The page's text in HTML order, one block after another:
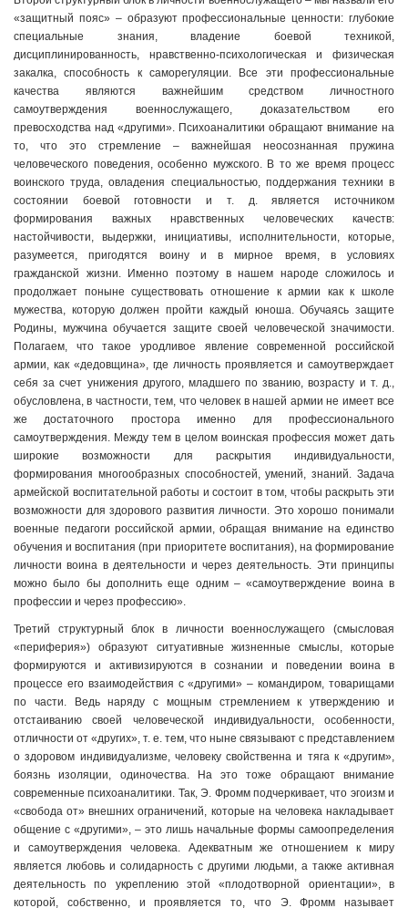
«защитный пояс» – образуют профессиональные ценности: глубокие
специальные знания, владение боевой техникой,
дисциплинированность, нравственно-психологическая и физическая
закалка, способность к саморегуляции. Все эти профессиональные
качества являются важнейшим средством личностного
самоутверждения военнослужащего, доказательством его
превосходства над «другими». Психоаналитики обращают внимание на
то, что это стремление – важнейшая неосознанная пружина
человеческого поведения, особенно мужского. В то же время процесс
воинского труда, овладения специальностью, поддержания техники в
состоянии боевой готовности и т. д. является источником
формирования важных нравственных человеческих качеств:
настойчивости, выдержки, инициативы, исполнительности, которые,
разумеется, пригодятся воину и в мирное время, в условиях
гражданской жизни. Именно поэтому в нашем народе сложилось и
продолжает поныне существовать отношение к армии как к школе
мужества, которую должен пройти каждый юноша. Обучаясь защите
Родины, мужчина обучается защите своей человеческой значимости.
Полагаем, что такое уродливое явление современной российской
армии, как «дедовщина», где личность проявляется и самоутверждает
себя за счет унижения другого, младшего по званию, возрасту и т. д.,
обусловлена, в частности, тем, что человек в нашей армии не имеет все
же достаточного простора именно для профессионального
самоутверждения. Между тем в целом воинская профессия может дать
широкие возможности для раскрытия индивидуальности,
формирования многообразных способностей, умений, знаний. Задача
армейской воспитательной работы и состоит в том, чтобы раскрыть эти
возможности для здорового развития личности. Это хорошо понимали
военные педагоги российской армии, обращая внимание на единство
обучения и воспитания (при приоритете воспитания), на формирование
личности воина в деятельности и через деятельность. Эти принципы
можно было бы дополнить еще одним – «самоутверждение воина в
профессии и через профессию».
Третий структурный блок в личности военнослужащего (смысловая
«периферия») образуют ситуативные жизненные смыслы, которые
формируются и активизируются в сознании и поведении воина в
процессе его взаимодействия с «другими» – командиром, товарищами
по части. Ведь наряду с мощным стремлением к утверждению и
отстаиванию своей человеческой индивидуальности, особенности,
отличности от «других», т. е. тем, что ныне связывают с представлением
о здоровом индивидуализме, человеку свойственна и тяга к «другим»,
боязнь изоляции, одиночества. На это тоже обращают внимание
современные психоаналитики. Так, Э. Фромм подчеркивает, что эгоизм и
«свобода от» внешних ограничений, которые на человека накладывает
общение с «другими», – это лишь начальные формы самоопределения
и самоутверждения человека. Адекватным же отношением к миру
является любовь и солидарность с другими людьми, а также активная
деятельность по укреплению этой «плодотворной ориентации», в
которой, собственно, и проявляется то, что Э. Фромм называет